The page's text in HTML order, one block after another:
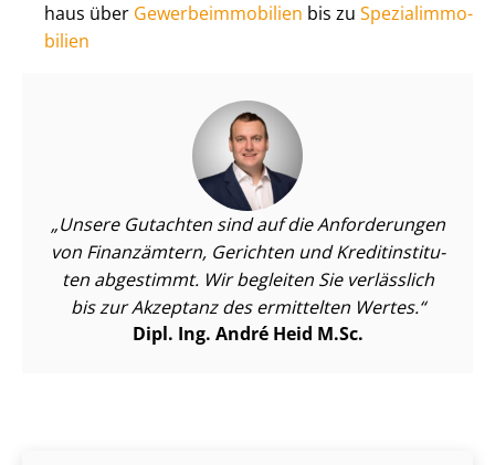
haus über Ge­wer­be­im­mo­bi­li­en bis zu Spe­zi­al­im­mo­
bi­li­en
Unsere Gutachten sind auf die Anforderungen
von Finanzämtern, Gerichten und Kre­dit­in­sti­tu­
ten abgestimmt. Wir begleiten Sie verlässlich
bis zur Akzeptanz des ermittelten Wertes.
Dipl. Ing. André Heid M.Sc.